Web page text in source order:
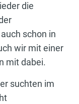
die
schon in
wir mit einer
mit dabei.
suchten im